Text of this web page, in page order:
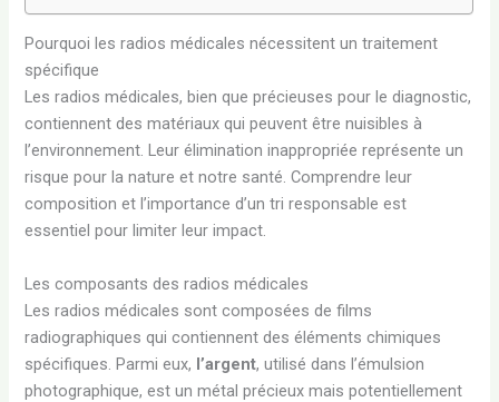
Pourquoi les radios médicales nécessitent un traitement
spécifique
Les radios médicales, bien que précieuses pour le diagnostic,
contiennent des matériaux qui peuvent être nuisibles à
l’environnement. Leur élimination inappropriée représente un
risque pour la nature et notre santé. Comprendre leur
composition et l’importance d’un tri responsable est
essentiel pour limiter leur impact.
Les composants des radios médicales
Les radios médicales sont composées de films
radiographiques qui contiennent des éléments chimiques
spécifiques. Parmi eux, l’argent, utilisé dans l’émulsion
photographique, est un métal précieux mais potentiellement